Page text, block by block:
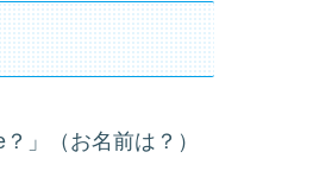
」（お名前は？）